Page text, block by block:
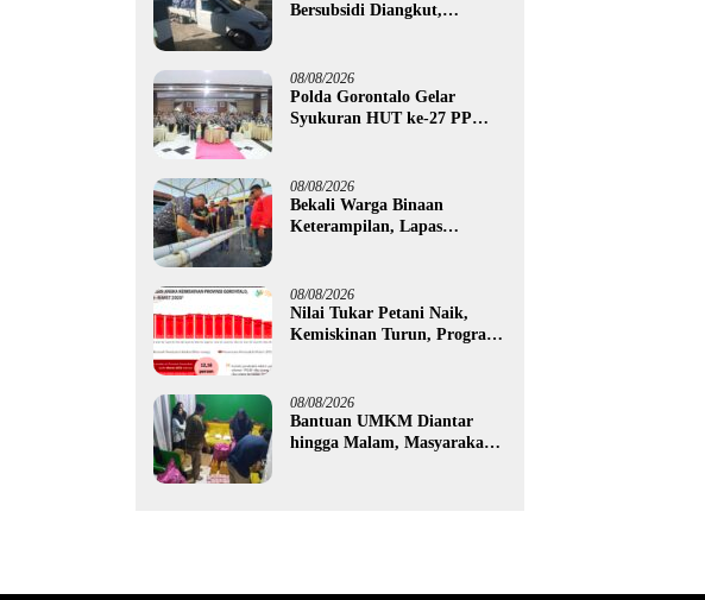
Bersubsidi Diangkut,
Tilamuta
08/08/2026
Polda Gorontalo Gelar
Syukuran HUT ke-27 PP
08/08/2026
Bekali Warga Binaan
Keterampilan, Lapas
08/08/2026
Nilai Tukar Petani Naik,
Kemiskinan Turun, Program
08/08/2026
Bantuan UMKM Diantar
hingga Malam, Masyarakat